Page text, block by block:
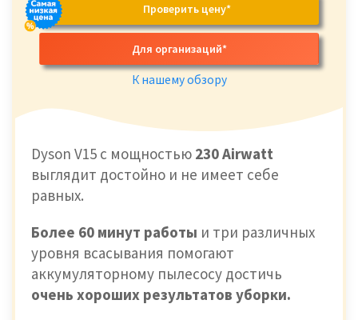
Проверить цену*
Для организаций*
К нашему обзору
Dyson V15 с мощностью 230 Airwatt
выглядит достойно и не имеет себе
равных.
Более 60 минут работы и три различных
уровня всасывания помогают
аккумуляторному пылесосу достичь
очень хороших результатов уборки.